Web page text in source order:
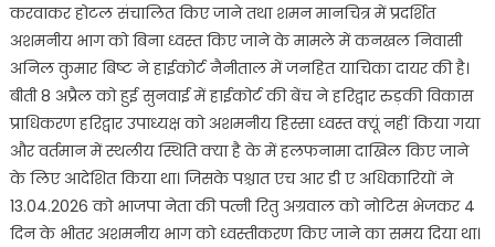
करवाकर होटल संचालित किए जाने तथा शमन मानचित्र में प्रदर्शित
अशमनीय भाग को बिना ध्वस्त किए जाने के मामले में कनखल निवासी
अनिल कुमार बिष्ट ने हाईकोर्ट नैनीताल में जनहित याचिका दायर की है।
बीती 8 अप्रैल को हुई सुनवाई में हाईकोर्ट की बेंच ने हरिद्वार रुड़की विकास
प्राधिकरण हरिद्वार उपाध्यक्ष को अशमनीय हिस्सा ध्वस्त क्यूं नहीं किया गया
और वर्तमान में स्थलीय स्थिति क्या है के में हलफनामा दाखिल किए जाने
के लिए आदेशित किया था। जिसके पश्चात एच आर डी ए अधिकारियों ने
13.04.2026 को भाजपा नेता की पत्नी रितु अग्रवाल को नोटिस भेजकर 4
दिन के भीतर अशमनीय भाग को ध्वस्तीकरण किए जाने का समय दिया था।